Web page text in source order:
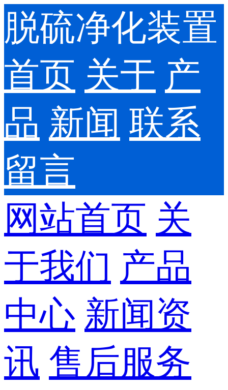
脱硫净化装置
首页 关于 产
品 新闻 联系
留言
网站首页 关
于我们 产品
中心 新闻资
讯 售后服务